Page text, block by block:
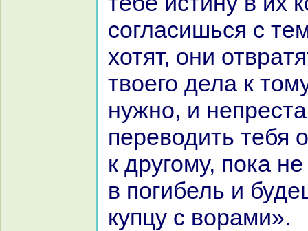
согласишься с
хотят, они
твоего дела к
нужно, и
переводить тебя
к другому, пока
в погибель и
купцу с воpaми».